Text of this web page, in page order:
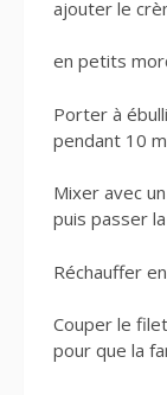
ajouter le
en petits
Porter à
pendant 10
Mixer avec
puis passer
Réchauffer
Couper le
pour que la